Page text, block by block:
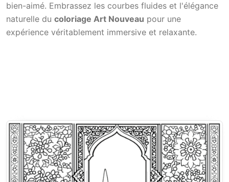
bien-aimé. Embrassez les courbes fluides et l'élégance
naturelle du coloriage Art Nouveau pour une
expérience véritablement immersive et relaxante.